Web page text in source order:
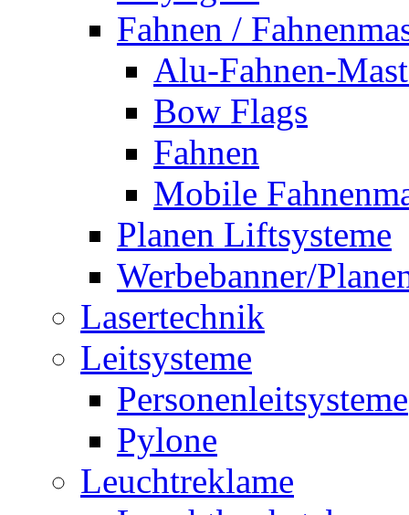
Fahnen /
Alu-Fahnen-
Bow Flags
Fahnen
Mobile
Planen Liftsysteme
Werbebanner/
Lasertechnik
Leitsysteme
Personenleitsysteme
Pylone
Leuchtreklame